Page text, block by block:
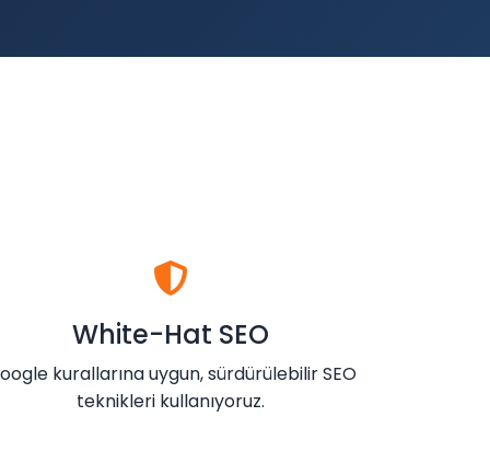
White-Hat SEO
kurallarına uygun, sürdürülebilir SEO
teknikleri kullanıyoruz.